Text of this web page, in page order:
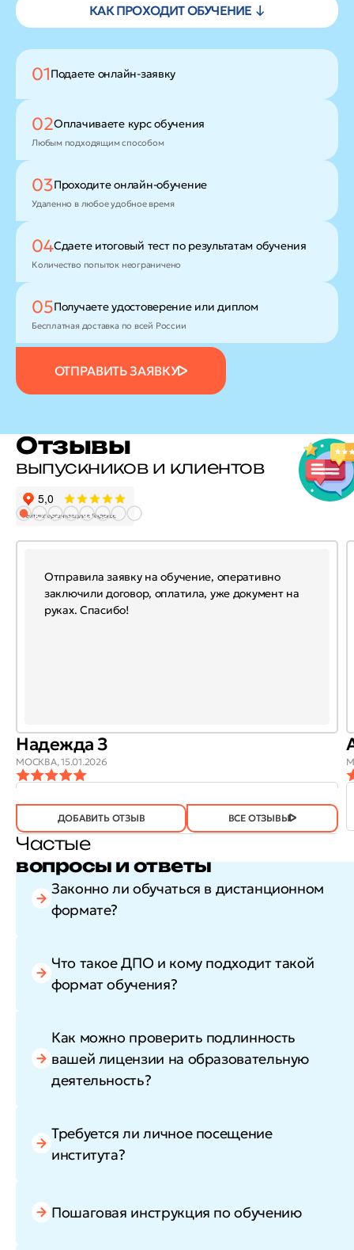
КАК ПРОХОДИТ ОБУЧЕНИЕ ↓
01Подаете онлайн-заявку
ОТПРАВИТЬ ЗАЯВКУ
02Оплачиваете курс обучения
Любым подходящим способом
03Проходитеонлайн-обучение
Удаленно в любое удобное время
04Сдаете итоговый тест по результатам обучения
Количество попыток неограничено
05Получаете удостоверение или диплом
Бесплатная доставка по всей России
Отзывы
выпускников и клиентов
Отправила заявку на обучение, оперативно
заключили договор, оплатила, уже документ на
руках. Спасибо!
Надежда З
МОСКВА,15.01.2026
ПОЛЕЗЕН?
ДА(745) НЕТ(20)
ДОБАВИТЬ ОТЗЫВ ВСЕ ОТЗЫВЫ
Частые
вопросы и ответы
Законно ли обучаться в дистанционном
формате?
Что такое ДПО и кому подходит такой
формат обучения?
Как можно проверить подлинность
вашей лицензии на образовательную
деятельность?
Требуется ли личное посещение
института?
Пошаговая инструкция по обучению